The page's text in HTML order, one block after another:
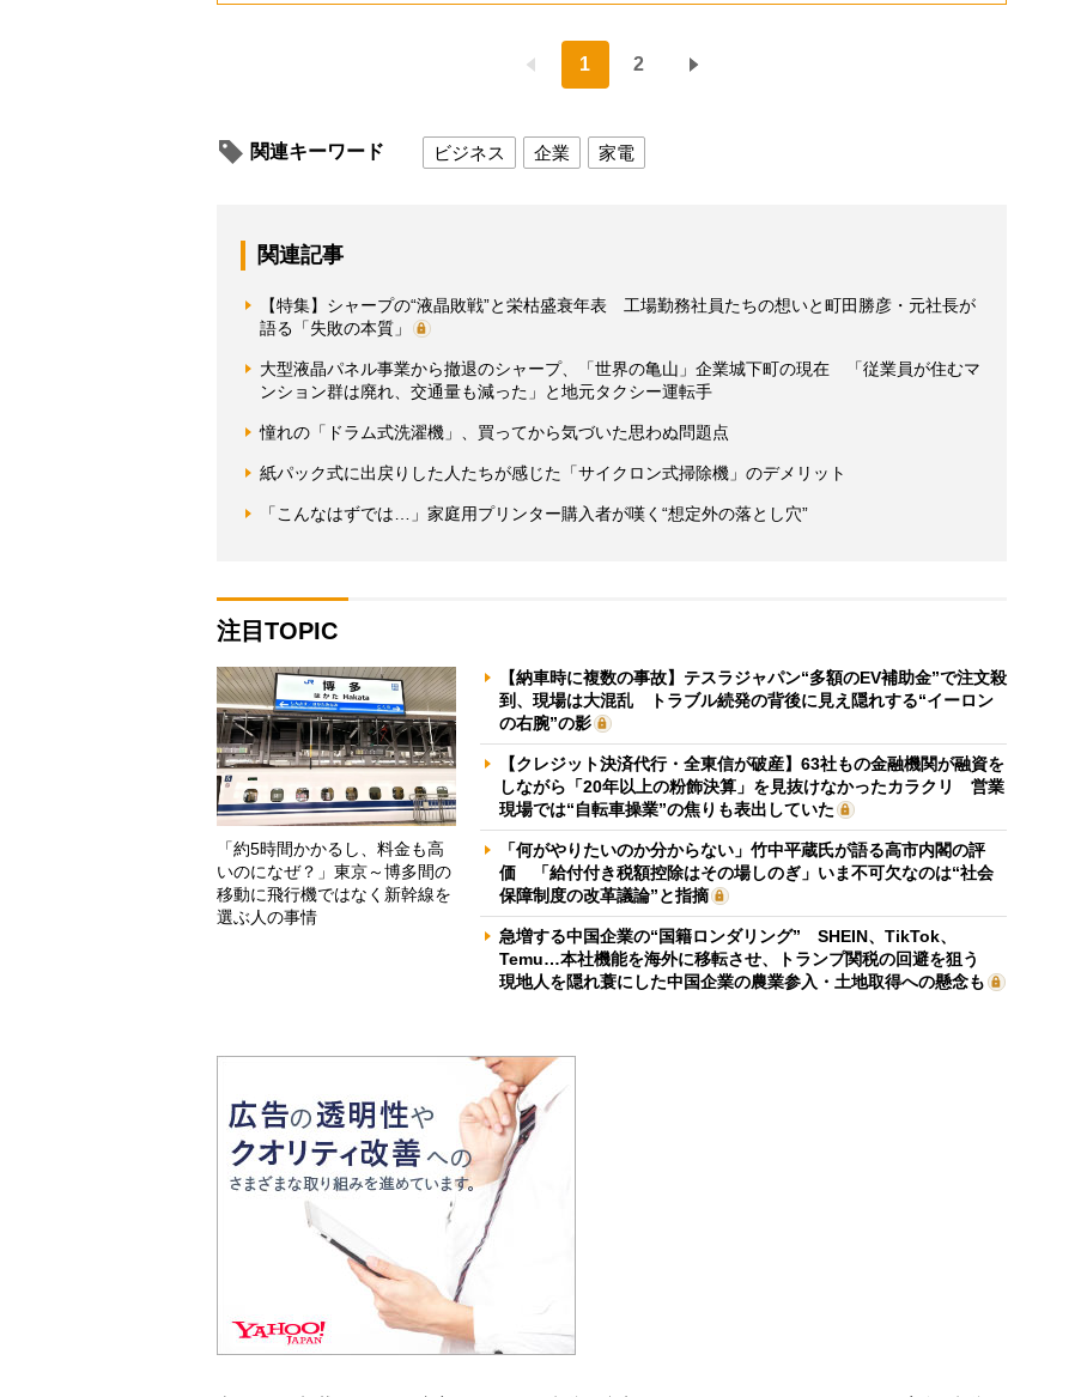
1 2
関連キーワード ビジネス 企業 家電
関連記事
【特集】シャープの“液晶敗戦”と栄枯盛衰年表 工場勤務社員たちの想いと町田勝彦・元社長が
語る「失敗の本質」
大型液晶パネル事業から撤退のシャープ、「世界の亀山」企業城下町の現在 「従業員が住むマ
ンション群は廃れ、交通量も減った」と地元タクシー運転手
憧れの「ドラム式洗濯機」、買ってから気づいた思わぬ問題点
紙パック式に出戻りした人たちが感じた「サイクロン式掃除機」のデメリット
「こんなはずでは…」家庭用プリンター購入者が嘆く“想定外の落とし穴”
注目TOPIC
「約5時間かかるし、料金も高
いのになぜ？」東京～博多間の
移動に飛行機ではなく新幹線を
選ぶ人の事情
【納車時に複数の事故】テスラジャパン“多額のEV補助金”で注文殺
到、現場は大混乱 トラブル続発の背後に見え隠れする“イーロン
の右腕”の影
【クレジット決済代行・全東信が破産】63社もの金融機関が融資を
しながら「20年以上の粉飾決算」を見抜けなかったカラクリ 営業
現場では“自転車操業”の焦りも表出していた
「何がやりたいのか分からない」竹中平蔵氏が語る高市内閣の評
価 「給付付き税額控除はその場しのぎ」いま不可欠なのは“社会
保障制度の改革議論”と指摘
急増する中国企業の“国籍ロンダリング” SHEIN、TikTok、
Temu…本社機能を海外に移転させ、トランプ関税の回避を狙う
現地人を隠れ蓑にした中国企業の農業参入・土地取得への懸念も